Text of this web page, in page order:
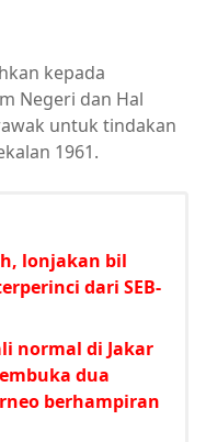
kepada
Negeri dan Hal
untuk tindakan
1961.
lonjakan bil
dari SEB-
normal di Jakar
dua
berhampiran